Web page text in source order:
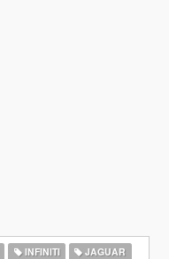
INFINITI
JAGUAR